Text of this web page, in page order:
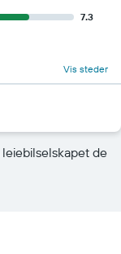
7.3
Vis steder
de